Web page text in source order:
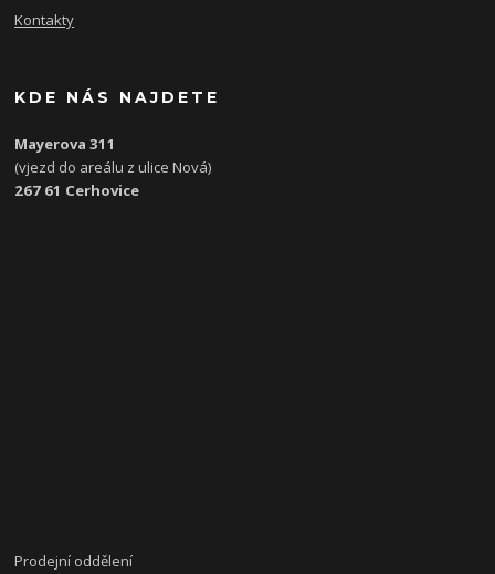
Kontakty
KDE NÁS NAJDETE
Mayerova 311
(vjezd do areálu z ulice Nová)
267 61 Cerhovice
Prodejní oddělení